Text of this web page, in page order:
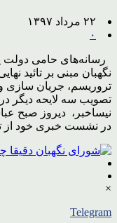
۲۲ مرداد ۱۳۹۷
۰
رسانه‌های حامی دولت
نگهبان مبنی بر تائید
تروریسم، جریان سازی
نیساخبر، دیروز صبح
در نشست خبری خود از
×
Telegram